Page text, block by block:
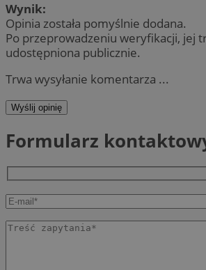
Wynik:
Opinia została pomyślnie dodana.
Po przeprowadzeniu weryfikacji, jej
udostępniona publicznie.
Trwa wysyłanie komentarza ...
Wyślij opinię
Formularz